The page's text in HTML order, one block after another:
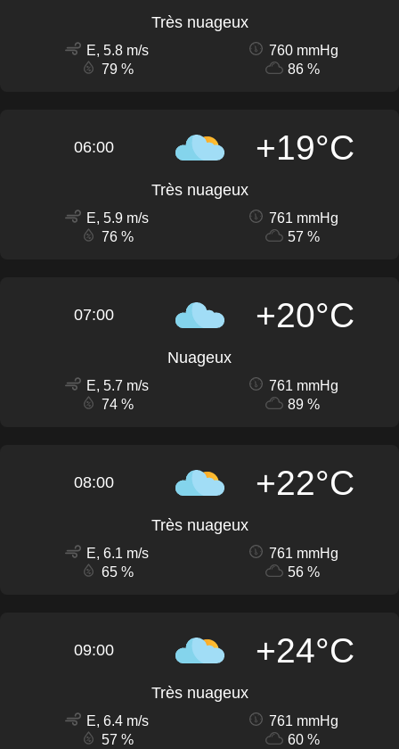
Très nuageux
E, 5.8 m/s
760 mmHg
79 %
86 %
06:00 +19°C
Très nuageux
E, 5.9 m/s
761 mmHg
76 %
57 %
07:00 +20°C
Nuageux
E, 5.7 m/s
761 mmHg
74 %
89 %
08:00 +22°C
Très nuageux
E, 6.1 m/s
761 mmHg
65 %
56 %
09:00 +24°C
Très nuageux
E, 6.4 m/s
761 mmHg
57 %
60 %